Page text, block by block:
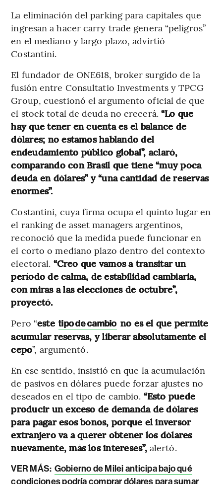
La eliminación del parking para capitales que
ingresan a hacer carry trade genera “peligros”
en el mediano y largo plazo, advirtió
Costantini.
El fundador de ONE618, broker surgido de la
fusión entre Consultatio Investments y TPCG
Group, cuestionó el argumento oficial de que
el stock total de deuda no crecerá. “Lo que
hay que tener en cuenta es el balance de
dólares; no estamos hablando del
endeudamiento público global”, aclaró,
comparando con Brasil que tiene “muy poca
deuda en dólares” y “una cantidad de reservas
enormes”.
Costantini, cuya firma ocupa el quinto lugar en
el ranking de asset managers argentinos,
reconoció que la medida puede funcionar en
el corto o mediano plazo dentro del contexto
electoral. “Creo que vamos a transitar un
período de calma, de estabilidad cambiaria,
con miras a las elecciones de octubre”,
proyectó.
Pero “este tipo de cambio no es el que permite
acumular reservas, y liberar absolutamente el
cepo”, argumentó.
En ese sentido, insistió en que la acumulación
de pasivos en dólares puede forzar ajustes no
deseados en el tipo de cambio. “Esto puede
producir un exceso de demanda de dólares
para pagar esos bonos, porque el inversor
extranjero va a querer obtener los dólares
nuevamente, más los intereses”,alertó.
VER MÁS: Gobierno de Milei anticipa bajo qué
condiciones podría comprar dólares para sumar